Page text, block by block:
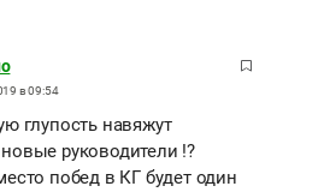
в 09:54
глупость навяжут
руководители !?
побед в КГ будет один